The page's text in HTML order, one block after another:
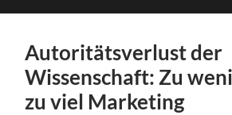
Menü
Autoritätsverlust der
Wissenschaft: Zu
zu viel Marketing